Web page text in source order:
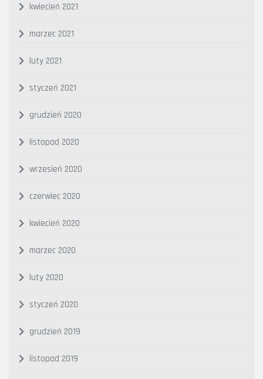
kwiecień 2021
marzec 2021
luty 2021
styczeń 2021
grudzień 2020
listopad 2020
wrzesień 2020
czerwiec 2020
kwiecień 2020
marzec 2020
luty 2020
styczeń 2020
grudzień 2019
listopad 2019